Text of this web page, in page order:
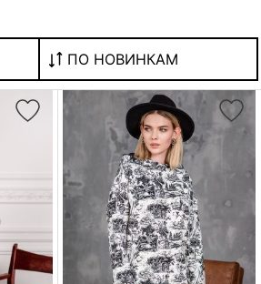
ПО НОВИНКАМ